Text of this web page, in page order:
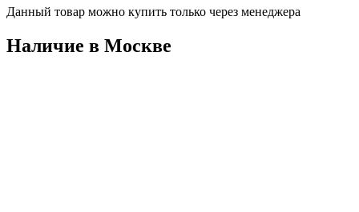
Данный товар можно купить только через менеджера
Наличие в Москвe